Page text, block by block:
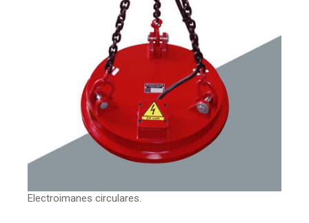
Electroimanes circulares.